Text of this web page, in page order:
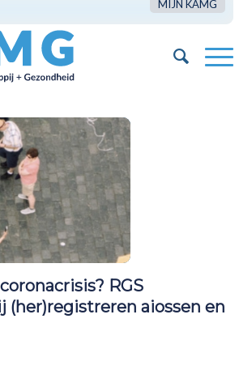
MIJN KAMG
RGS
aiossen en